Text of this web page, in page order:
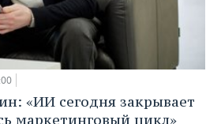
«ИИ сегодня закрывает
маркетинговый цикл»